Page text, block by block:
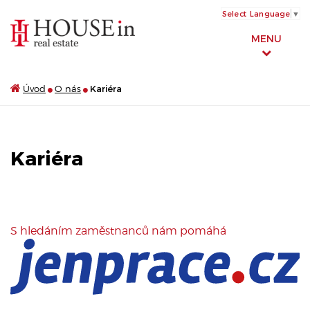
MENU
Select Language ▼
Úvod O nás Kariéra
Kariéra
S hledáním zaměstnanců nám pomáhá